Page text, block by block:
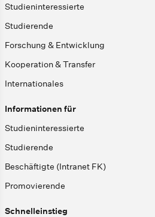
Studieninteressierte
Studierende
Forschung & Entwicklung
Kooperation & Transfer
Internationales
Informationen für
Studieninteressierte
Studierende
Beschäftigte (Intranet FK)
Promovierende
Schnelleinstieg